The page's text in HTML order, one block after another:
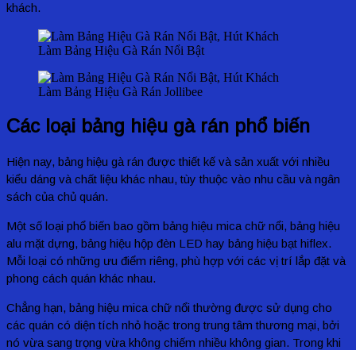
khách.
Làm Bảng Hiệu Gà Rán Nổi Bật
Làm Bảng Hiệu Gà Rán Jollibee
Các loại bảng hiệu gà rán phổ biến
Hiện nay, bảng hiệu gà rán được thiết kế và sản xuất với nhiều
kiểu dáng và chất liệu khác nhau, tùy thuộc vào nhu cầu và ngân
sách của chủ quán.
Một số loại phổ biến bao gồm bảng hiệu mica chữ nổi, bảng hiệu
alu mặt dựng, bảng hiệu hộp đèn LED hay bảng hiệu bạt hiflex.
Mỗi loại có những ưu điểm riêng, phù hợp với các vị trí lắp đặt và
phong cách quán khác nhau.
Chẳng hạn, bảng hiệu mica chữ nổi thường được sử dụng cho
các quán có diện tích nhỏ hoặc trong trung tâm thương mại, bởi
nó vừa sang trọng vừa không chiếm nhiều không gian. Trong khi